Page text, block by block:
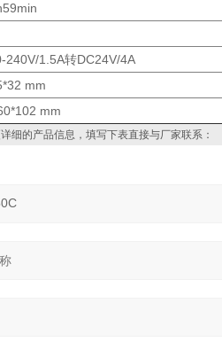
240V/1.5A转DC24V/4A
mm
mm
细的产品信息，填写下表直接与厂家联系：